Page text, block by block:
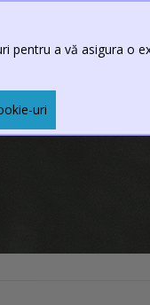
pentru a vă asigura o
uri